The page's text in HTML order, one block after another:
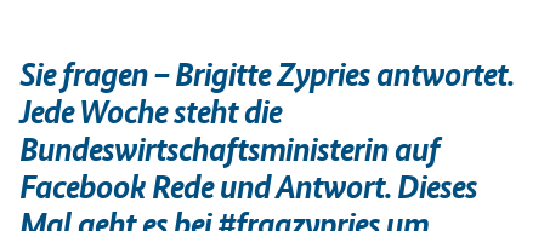
Sie fragen – Brigitte Zypries antwortet.
Jede Woche steht die
Bundeswirtschaftsministerin auf
Facebook Rede und Antwort. Dieses